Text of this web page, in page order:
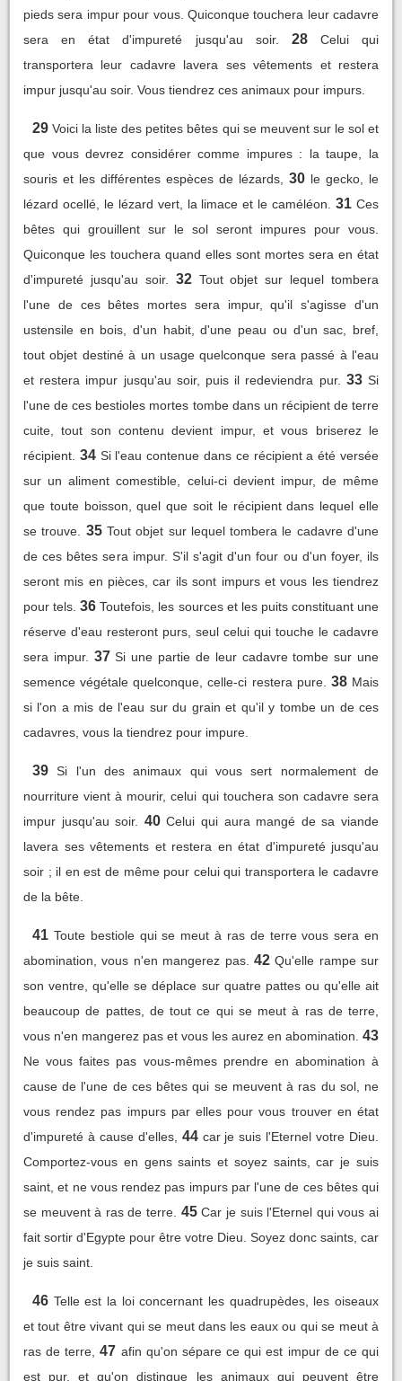
pieds sera impur pour vous. Quiconque touchera leur cadavre
sera en état d'impureté jusqu'au soir.
28
Celui qui
transportera leur cadavre lavera ses vêtements et restera
impur jusqu'au soir. Vous tiendrez ces animaux pour impurs.
29 Voici la liste des petites bêtes qui se meuvent sur le sol et
que vous devrez considérer comme impures : la taupe, la
souris et les différentes espèces de lézards,
30 le gecko, le
lézard ocellé, le lézard vert, la limace et le caméléon.
31 Ces
bêtes qui grouillent sur le sol seront impures pour vous.
Quiconque les touchera quand elles sont mortes sera en état
d'impureté jusqu'au soir.
32 Tout objet sur lequel tombera
l'une de ces bêtes mortes sera impur, qu'il s'agisse d'un
ustensile en bois, d'un habit, d'une peau ou d'un sac, bref,
tout objet destiné à un usage quelconque sera passé à l'eau
et restera impur jusqu'au soir, puis il redeviendra pur. 33 Si
l'une de ces bestioles mortes tombe dans un récipient de terre
cuite, tout son contenu devient impur, et vous briserez le
récipient. 34 Si l'eau contenue dans ce récipient a été versée
sur un aliment comestible, celui-ci devient impur, de même
que toute boisson, quel que soit le récipient dans lequel elle
se trouve.
35 Tout objet sur lequel tombera le cadavre d'une
de ces bêtes sera impur. S'il s'agit d'un four ou d'un foyer, ils
seront mis en pièces, car ils sont impurs et vous les tiendrez
pour tels. 36 Toutefois, les sources et les puits constituant une
réserve d'eau resteront purs, seul celui qui touche le cadavre
sera impur. 37 Si une partie de leur cadavre tombe sur une
semence végétale quelconque, celle-ci restera pure. 38 Mais
si l'on a mis de l'eau sur du grain et qu'il y tombe un de ces
cadavres, vous la tiendrez pour impure.
39 Si l'un des animaux qui vous sert normalement de
nourriture vient à mourir, celui qui touchera son cadavre sera
impur jusqu'au soir.
40 Celui qui aura mangé de sa viande
lavera ses vêtements et restera en état d'impureté jusqu'au
soir ; il en est de même pour celui qui transportera le cadavre
de la bête.
41 Toute bestiole qui se meut à ras de terre vous sera en
abomination, vous n'en mangerez pas. 42 Qu'elle rampe sur
son ventre, qu'elle se déplace sur quatre pattes ou qu'elle ait
beaucoup de pattes, de tout ce qui se meut à ras de terre,
vous n'en mangerez pas et vous les aurez en abomination. 43
Ne vous faites pas vous-mêmes prendre en abomination à
cause de l'une de ces bêtes qui se meuvent à ras du sol, ne
vous rendez pas impurs par elles pour vous trouver en état
d'impureté à cause d'elles, 44 car je suis l'Eternel votre Dieu.
Comportez-vous en gens saints et soyez saints, car je suis
saint, et ne vous rendez pas impurs par l'une de ces bêtes qui
se meuvent à ras de terre. 45 Car je suis l'Eternel qui vous ai
fait sortir d'Egypte pour être votre Dieu. Soyez donc saints, car
je suis saint.
46 Telle est la loi concernant les quadrupèdes, les oiseaux
et tout être vivant qui se meut dans les eaux ou qui se meut à
ras de terre, 47 afin qu'on sépare ce qui est impur de ce qui
est pur, et qu'on distingue les animaux qui peuvent être